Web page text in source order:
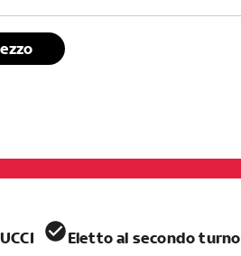
Eletto al secondo turno